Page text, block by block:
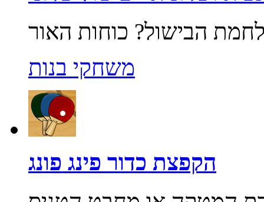
משחקי בנות
הקפצת כדור פינג פונג